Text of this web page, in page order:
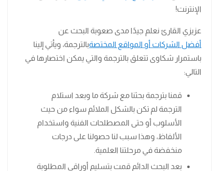
الإنترنت!
عزيزي القارئ نعلم جيدًا مدى صعوبة البحث عن
أفضل الشركات أو المواقع المختصةبالترجمة، ويأتي إلينا
باستمرار شكاوى تتعلق بالترجمة والتي يمكن اختصارها في
التالي:
قمنا بترجمة بحثنا مع شركة ما وبعد استلام
الترجمة لم تكن بالشكل الملائم سواء من حيث
الأسلوب أو حتى المصطلحات الفنية واستخدام
الألفاظ، وهذا سبب لنا حصولنا على درجات
منخفضة في مرحلتنا العلمية.
بعد البحث الدائم قمت بتسليم أوراقي المطلوبة